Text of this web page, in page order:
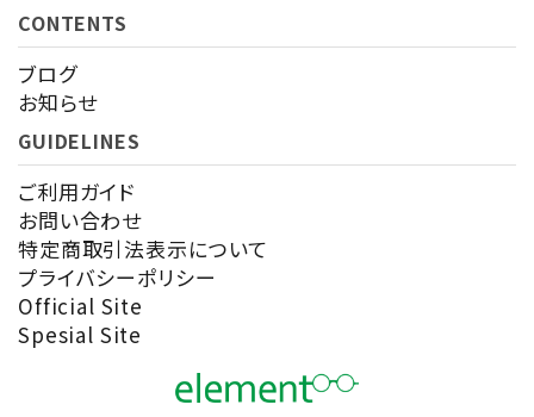
CONTENTS
ブログ
お知らせ
GUIDELINES
ご利用ガイド
お問い合わせ
特定商取引法表示について
プライバシーポリシー
Official Site
Spesial Site